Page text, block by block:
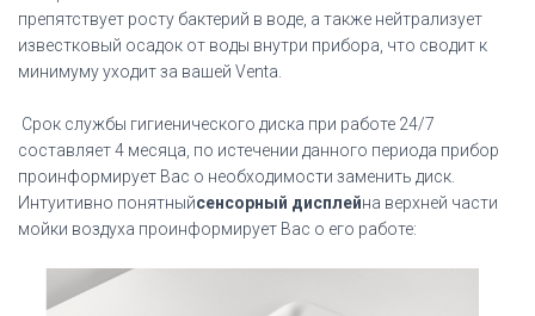
препятствует росту бактерий в воде, а также нейтрализует
известковый осадок от воды внутри прибора, что сводит к
минимуму уходит за вашей Venta.
Срок службы гигиенического диска при работе 24/7
составляет 4 месяца, по истечении данного периода прибор
проинформирует Вас о необходимости заменить диск.
Интуитивно понятныйсенсорный дисплейна верхней части
мойки воздуха проинформирует Вас о его работе: